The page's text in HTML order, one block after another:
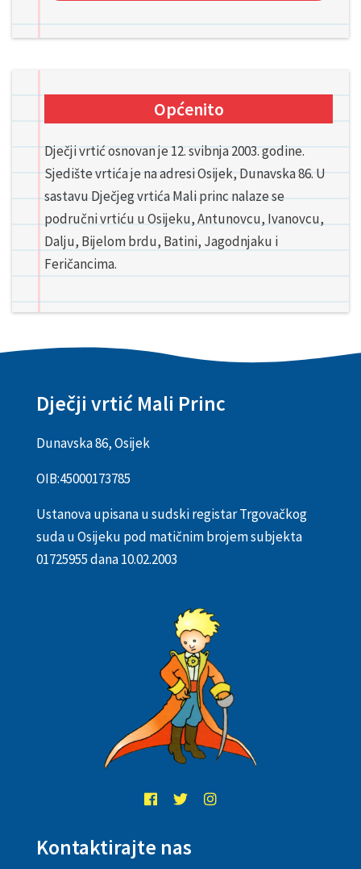
Općenito
Dječji vrtić osnovan je 12. svibnja 2003. godine.
Sjedište vrtića je na adresi Osijek, Dunavska 86. U
sastavu Dječjeg vrtića Mali princ nalaze se
područni vrtiću u Osijeku, Antunovcu, Ivanovcu,
Dalju, Bijelom brdu, Batini, Jagodnjaku i
Feričancima.
Dječji vrtić Mali Princ
Dunavska 86, Osijek
OIB:45000173785
Ustanova upisana u sudski registar Trgovačkog
suda u Osijeku pod matičnim brojem subjekta
01725955 dana 10.02.2003
Kontaktirajte nas